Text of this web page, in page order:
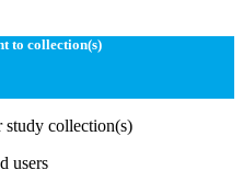
to collection(s)
study collection(s)
users